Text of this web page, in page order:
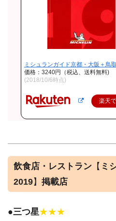
ミシュランガイド京都・大阪＋鳥
価格：3240円（税込、送料無料)
(2018/10/6時点)
楽天
飲食店・レストラン 【 ミ
2019】 掲載店
●三つ星★★★